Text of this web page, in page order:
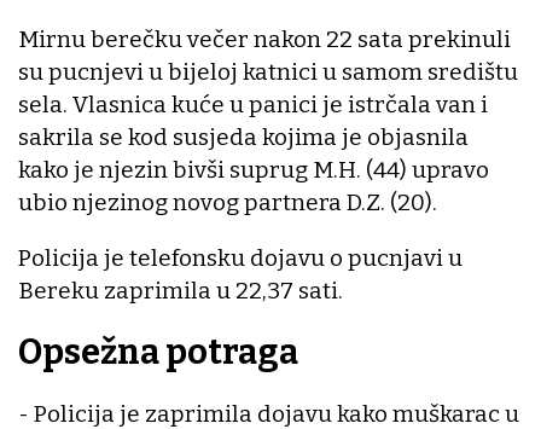
Mirnu berečku večer nakon 22 sata prekinuli
su pucnjevi u bijeloj katnici u samom središtu
sela. Vlasnica kuće u panici je istrčala van i
sakrila se kod susjeda kojima je objasnila
kako je njezin bivši suprug M.H. (44) upravo
ubio njezinog novog partnera D.Z. (20).
Policija je telefonsku dojavu o pucnjavi u
Bereku zaprimila u 22,37 sati.
Opsežna potraga
- Policija je zaprimila dojavu kako muškarac u